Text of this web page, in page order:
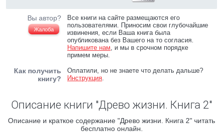
Вы автор?
Жалоба
Все книги на сайте размещаются его
пользователями. Приносим свои глубочайшие
извинения, если Ваша книга была
опубликована без Вашего на то согласия.
Напишите нам, и мы в срочном порядке
примем меры.
Как получить
книгу?
Оплатили, но не знаете что делать дальше?
Инструкция.
Описание книги "Древо жизни. Книга 2"
Описание и краткое содержание "Древо жизни. Книга 2" читать
бесплатно онлайн.